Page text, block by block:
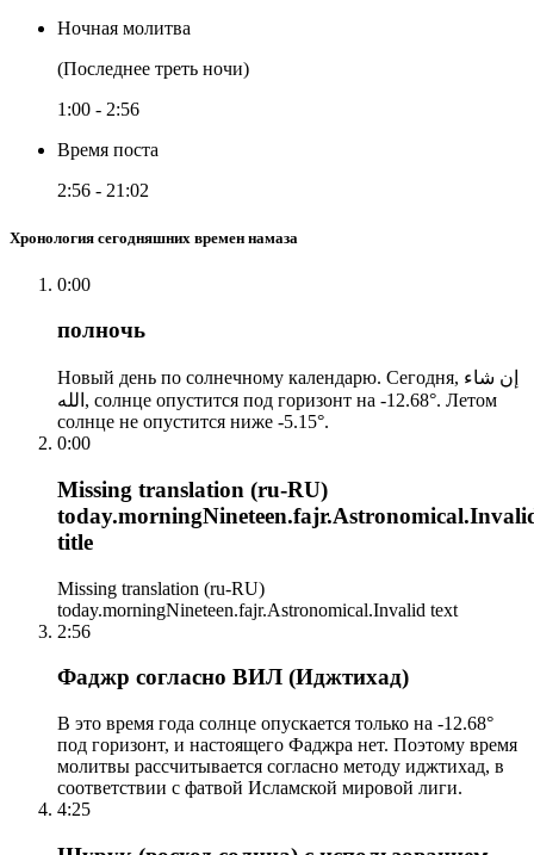
Ночная молитва
(Последнее треть ночи)
1:00 - 2:56
Время поста
2:56 - 21:02
Хронология сегодняшних времен намаза
0:00
полночь
Новый день по солнечному календарю. Сегодня, إن شاء
الله, солнце опустится под горизонт на -12.68°. Летом
солнце не опустится ниже -5.15°.
0:00
Missing translation (ru-RU)
title
Missing translation (ru-RU)
today.morningNineteen.fajr.Astronomical.Invalid text
2:56
Фаджр согласно ВИЛ (Иджтихад)
В это время года солнце опускается только на -12.68°
под горизонт, и настоящего Фаджра нет. Поэтому время
молитвы рассчитывается согласно методу иджтихад, в
соответствии с фатвой Исламской мировой лиги.
4:25